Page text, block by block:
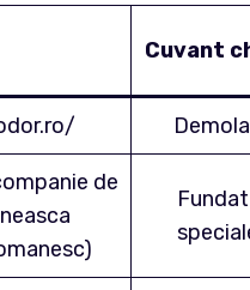
Cuvant
de